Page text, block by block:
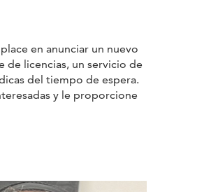
en anunciar un nuevo
de licencias, un servicio de
del tiempo de espera.
y le proporcione